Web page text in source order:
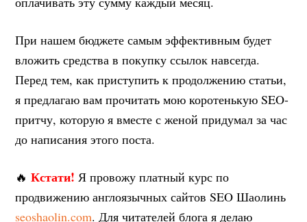
При нашем бюджете самым эффективным будет
вложить средства в покупку ссылок навсегда.
Перед тем, как приступить к продолжению статьи,
я предлагаю вам прочитать мою коротенькую SEO-
притчу, которую я вместе с женой придумал за час
до написания этого поста.
🔥Кстати! Я провожу платный курс по
продвижению англоязычных сайтов SEO Шаолинь
seoshaolin.com. Для читателей блога я делаю